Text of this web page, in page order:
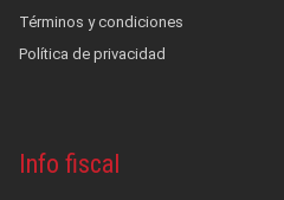
Términos y condiciones
Política de privacidad
Info fiscal